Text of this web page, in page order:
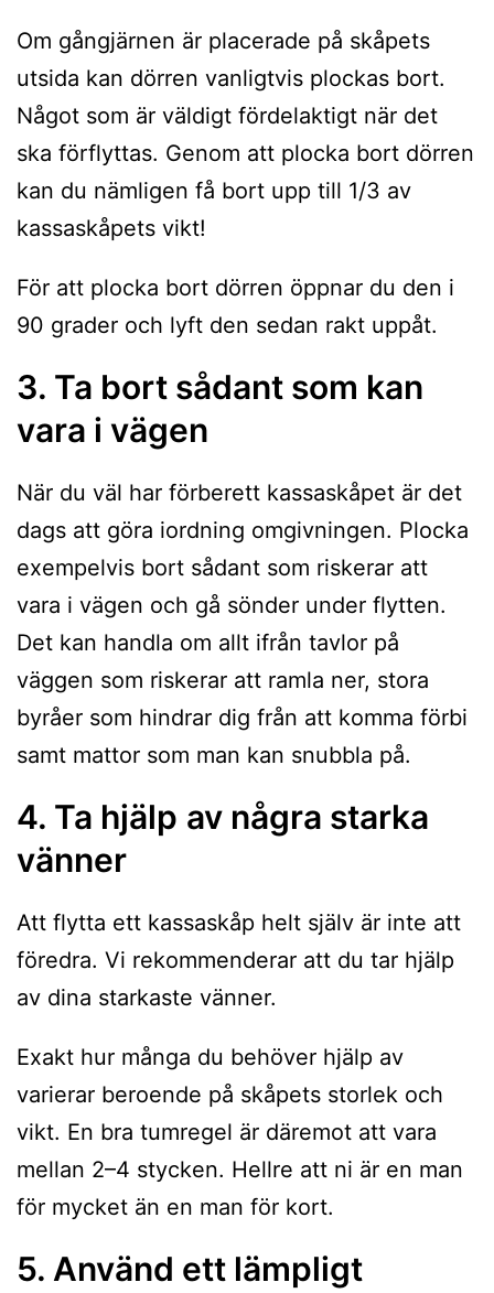
Om gångjärnen är placerade på skåpets
utsida kan dörren vanligtvis plockas bort.
Något som är väldigt fördelaktigt när det
ska förflyttas. Genom att plocka bort dörren
kan du nämligen få bort upp till 1/3 av
kassaskåpets vikt!
För att plocka bort dörren öppnar du den i
90 grader och lyft den sedan rakt uppåt.
3. Ta bort sådant som kan
vara i vägen
När du väl har förberett kassaskåpet är det
dags att göra iordning omgivningen. Plocka
exempelvis bort sådant som riskerar att
vara i vägen och gå sönder under flytten.
Det kan handla om allt ifrån tavlor på
väggen som riskerar att ramla ner, stora
byråer som hindrar dig från att komma förbi
samt mattor som man kan snubbla på.
4. Ta hjälp av några starka
vänner
Att flytta ett kassaskåp helt själv är inte att
föredra. Vi rekommenderar att du tar hjälp
av dina starkaste vänner.
Exakt hur många du behöver hjälp av
varierar beroende på skåpets storlek och
vikt. En bra tumregel är däremot att vara
mellan 2–4 stycken. Hellre att ni är en man
för mycket än en man för kort.
5. Använd ett lämpligt